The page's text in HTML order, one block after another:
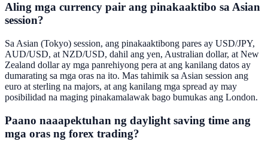
Aling mga currency pair ang pinakaaktibo sa Asian
session?
Sa Asian (Tokyo) session, ang pinakaaktibong pares ay USD/JPY,
AUD/USD, at NZD/USD, dahil ang yen, Australian dollar, at New
Zealand dollar ay mga panrehiyong pera at ang kanilang datos ay
dumarating sa mga oras na ito. Mas tahimik sa Asian session ang
euro at sterling na majors, at ang kanilang mga spread ay may
posibilidad na maging pinakamalawak bago bumukas ang London.
Paano naaapektuhan ng daylight saving time ang
mga oras ng forex trading?